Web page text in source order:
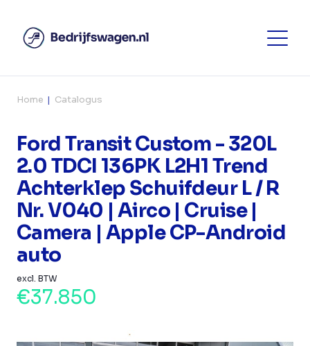
Home Catalogus
Ford Transit Custom - 320L
2.0 TDCI 136PK L2H1 Trend
Achterklep Schuifdeur L / R
Nr. V040 | Airco | Cruise |
Camera | Apple CP-Android
auto
excl. BTW
€37.850